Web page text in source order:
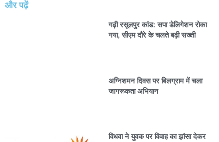
और पढ़ें
गढ़ी रसूलपुर कांड: सपा डेलिगेशन रोका
गया, सीएम दौरे के चलते बढ़ी सख्ती
अग्निशमन दिवस पर बिलग्राम में चला
जागरूकता अभियान
विधवा ने युवक पर विवाह का झांसा देकर